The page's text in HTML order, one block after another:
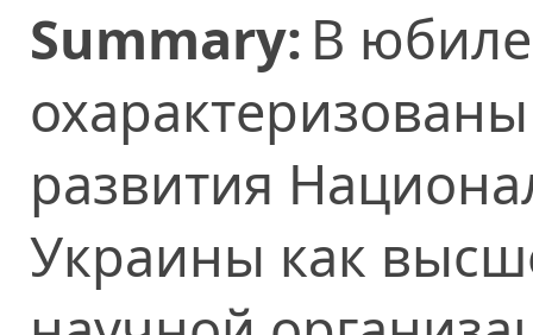
Summary: В
развития
Украины как